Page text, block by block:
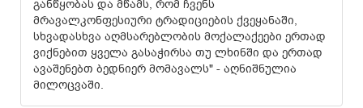
განწყობას და მწამს, რომ ჩვენს
მრავალკონფესიური ტრადიციების ქვეყანაში,
სხვადასხვა აღმსარებლობის მოქალაქეები ერთად
ვიქნებით ყველა გასაჭირსა თუ ლხინში და ერთად
ავაშენებთ ბედნიერ მომავალს" - აღნიშნულია
მილოცვაში.